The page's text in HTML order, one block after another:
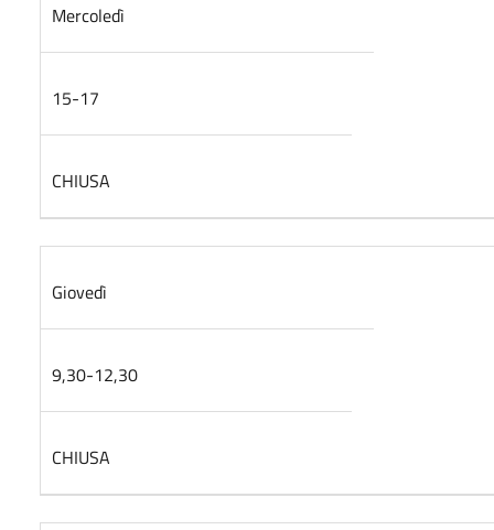
Mercoledì
15-17
CHIUSA
Giovedì
9,30-12,30
CHIUSA